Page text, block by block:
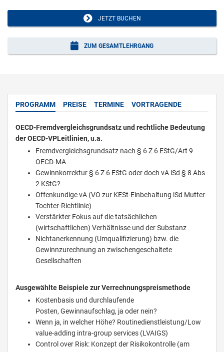
JETZT BUCHEN
ZUM GESAMTLEHRGANG
PROGRAMM PREISE TERMINE VORTRAGENDE
OECD-Fremdvergleichsgrundsatz und rechtliche Bedeutung
der OECD-VPLeitlinien, u.a.
Fremdvergleichsgrundsatz nach § 6 Z 6 EStG/Art 9
OECD-MA
Gewinnkorrektur § 6 Z 6 EStG oder doch vA iSd § 8 Abs
2 KStG?
Offenkundige vA (VO zur KESt-Einbehaltung iSd Mutter-
Tochter-Richtlinie)
Verstärkter Fokus auf die tatsächlichen
(wirtschaftlichen) Verhältnisse und der Substanz
Nichtanerkennung (Umqualifizierung) bzw. die
Gewinnzurechnung an zwischengeschaltete
Gesellschaften
Ausgewählte Beispiele zur Verrechnungspreismethode
Kostenbasis und durchlaufende
Posten, Gewinnaufschlag, ja oder nein?
Wenn ja, in welcher Höhe? Routinedienstleistung/Low
value-adding intra-group services (LVAIGS)
Control over Risk: Konzept der Risikokontrolle (am